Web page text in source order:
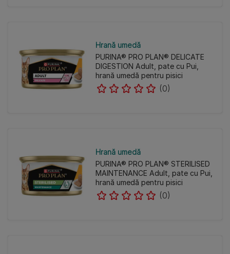
Hrană umedă
PURINA® PRO PLAN® DELICATE
DIGESTION Adult, pate cu Pui,
hrană umedă pentru pisici
(0)
Hrană umedă
PURINA® PRO PLAN® STERILISED
MAINTENANCE Adult, pate cu Pui,
hrană umedă pentru pisici
(0)